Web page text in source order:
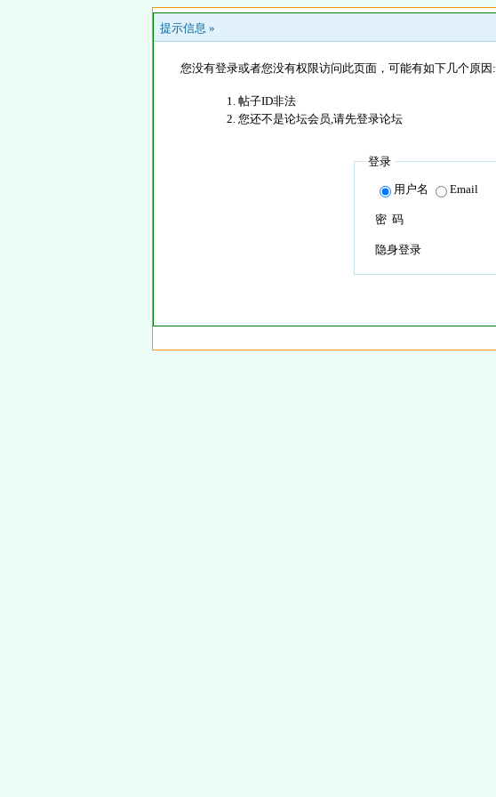
提示信息 »
您没有登录或者您没有权限访问此页面，可能有如下几个原因:
帖子ID非法
您还不是论坛会员,请先登录论坛
登录
用户名 Email
密 码
隐身登录